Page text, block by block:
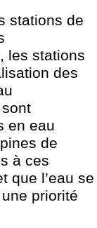
stations de
les stations
des
en eau
de
à ces
que l’eau se
priorité